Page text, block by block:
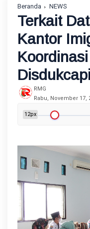
Beranda NEWS
Terkait
Kantor
RMG
Rabu, November 17,
12px